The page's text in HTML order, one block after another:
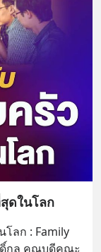
ดในโลก
โลก : Family
ดิ์กุล คณบดีคณะ